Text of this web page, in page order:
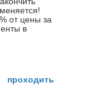
от цены за
в